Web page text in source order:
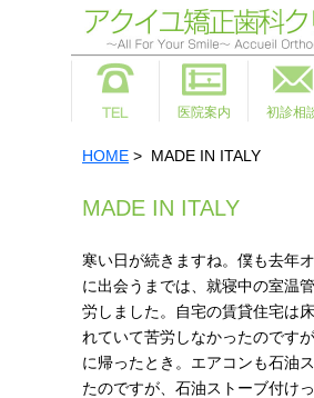
医院案内 初診相
HOME > MADE IN ITALY
MADE IN ITALY
寒い日が続きますね。僕も去年
に出会うまでは、就寝中の室温
労しました。自宅の賃貸住宅は
れていて苦労しなかったのです
に帰ったとき。エアコンも石油
たのですが、石油ストーブ付け